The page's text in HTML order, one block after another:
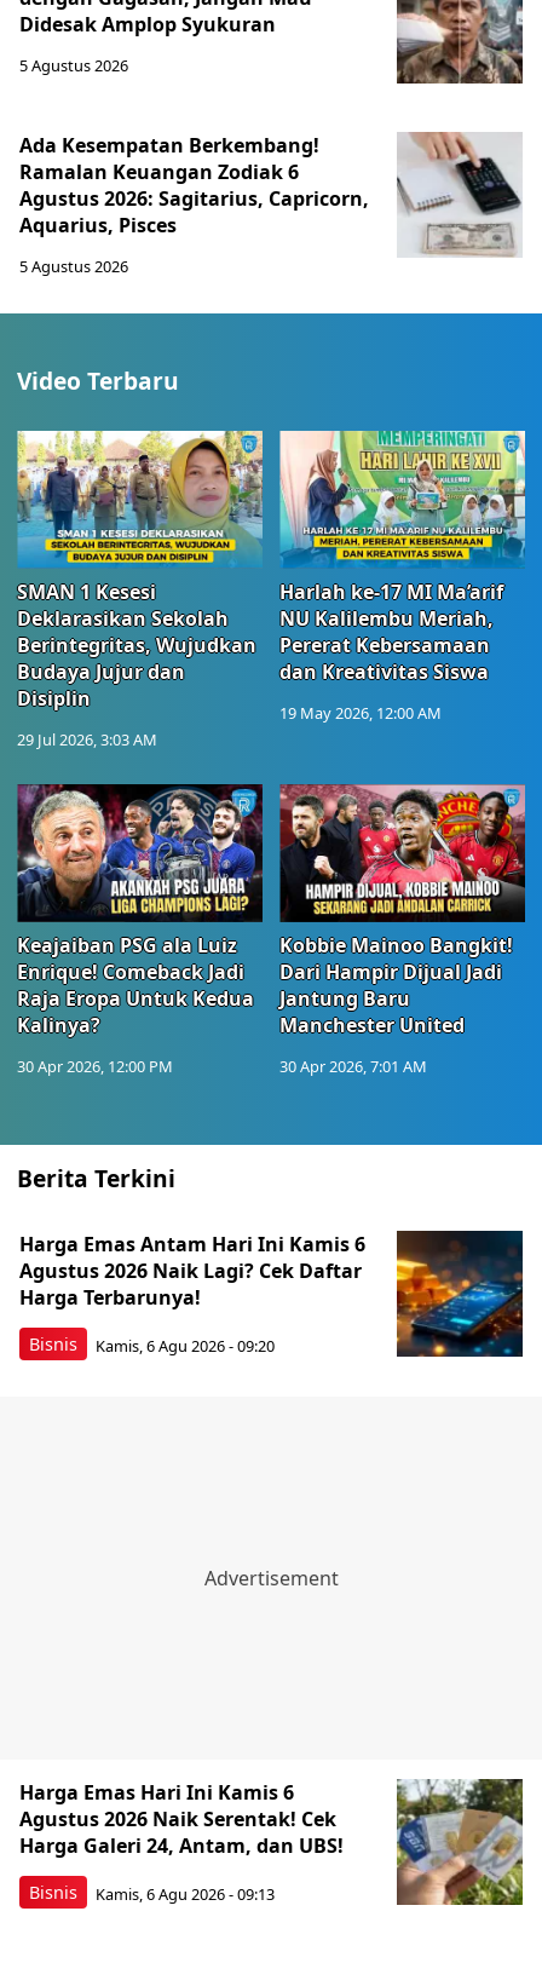
Didesak Amplop Syukuran
5 Agustus 2026
Ada Kesempatan Berkembang!
Ramalan Keuangan Zodiak 6
Agustus 2026: Sagitarius, Capricorn,
Aquarius, Pisces
5 Agustus 2026
Video Terbaru
SMAN 1 Kesesi
Deklarasikan Sekolah
Berintegritas, Wujudkan
Budaya Jujur dan
Disiplin
29 Jul 2026, 3:03 AM
Harlah ke-17 MI Ma’arif
NU Kalilembu Meriah,
Pererat Kebersamaan
dan Kreativitas Siswa
19 May 2026, 12:00 AM
Keajaiban PSG ala Luiz
Enrique! Comeback Jadi
Raja Eropa Untuk Kedua
Kalinya?
30 Apr 2026, 12:00 PM
Kobbie Mainoo Bangkit!
Dari Hampir Dijual Jadi
Jantung Baru
Manchester United
30 Apr 2026, 7:01 AM
Berita Terkini
Bisnis
Harga Emas Antam Hari Ini Kamis 6
Agustus 2026 Naik Lagi? Cek Daftar
Harga Terbarunya!
Kamis, 6 Agu 2026 - 09:20
Bisnis
Harga Emas Hari Ini Kamis 6
Agustus 2026 Naik Serentak! Cek
Harga Galeri 24, Antam, dan UBS!
Kamis, 6 Agu 2026 - 09:13